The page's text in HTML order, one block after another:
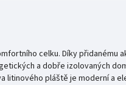
celku. Díky přidanému
a dobře izolovaných
litinového pláště je moderní a